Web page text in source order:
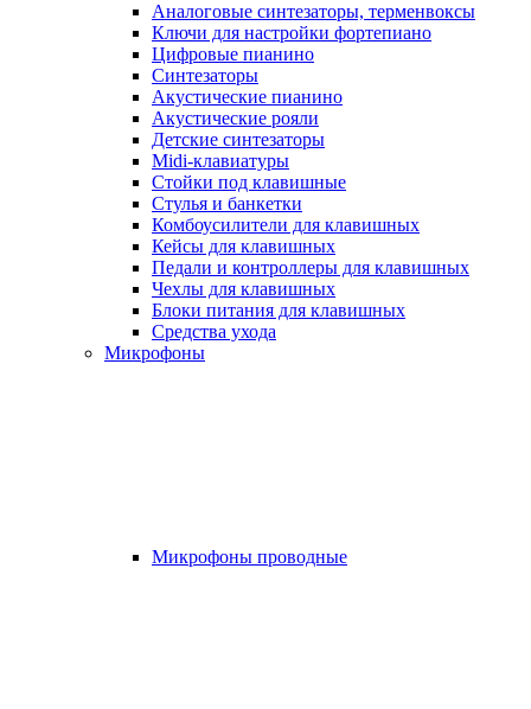
Аналоговые синтезаторы, терменвоксы
Ключи для настройки фортепиано
Цифровые пианино
Синтезаторы
Акустические пианино
Акустические рояли
Детские синтезаторы
Midi-клавиатуры
Стойки под клавишные
Стулья и банкетки
Комбоусилители для клавишных
Кейсы для клавишных
Педали и контроллеры для клавишных
Чехлы для клавишных
Блоки питания для клавишных
Средства ухода
Микрофоны
Микрофоны проводные